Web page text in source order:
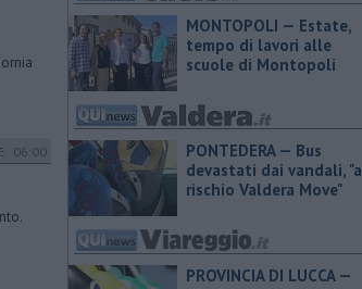
06:00
MONTOPOLI — Estate,
tempo di lavori alle
scuole di Montopoli
PONTEDERA — Bus
devastati dai vandali, "a
rischio Valdera Move"
PROVINCIA DI LUCCA — ​